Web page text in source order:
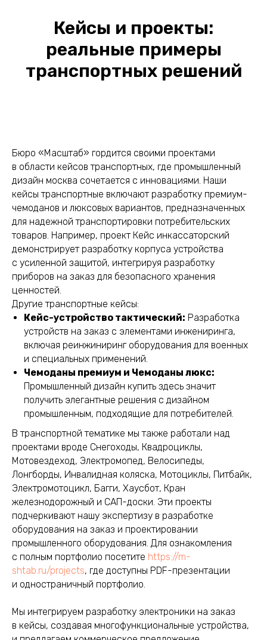
Кейсы и проекты:
реальные примеры
транспортных решений
Бюро «Масштаб» гордится своими проектами
в области кейсов транспортных, где промышленный
дизайн москва сочетается с инновациями. Наши
кейсы транспортные включают разработку премиум-
чемоданов и люксовых вариантов, предназначенных
для надежной транспортировки потребительских
товаров. Например, проект Кейс инкассаторский
демонстрирует разработку корпуса устройства
с усиленной защитой, интегрируя разработку
приборов на заказ для безопасного хранения
ценностей.
Другие транспортные кейсы:
Кейс-устройство тактический: Разработка
устройств на заказ с элементами инжениринга,
включая реинжиниринг оборудования для военных
и специальных применений.
Чемоданы премиум и Чемоданы люкс:
Промышленный дизайн купить здесь значит
получить элегантные решения с дизайном
промышленным, подходящие для потребителей.
В транспортной тематике мы также работали над
проектами вроде Снегоходы, Квадроциклы,
Мотовездеход, Электромопед, Велосипеды,
Лонгборды, Инвалидная коляска, Мотоциклы, Питбайк,
Электромотоцикл, Багги, Хаусбот, Кран
железнодорожный и САП-доски. Эти проекты
подчеркивают нашу экспертизу в разработке
оборудования на заказ и проектировании
промышленного оборудования. Для ознакомления
с полным портфолио посетите https://m-
shtab.ru/projects, где доступны PDF-презентации
и одностраничный портфолио.
Мы интегрируем разработку электроники на заказ
в кейсы, создавая многофункциональные устройства,